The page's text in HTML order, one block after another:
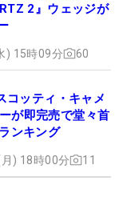
2』ウェッジが
) 15時09分 60
ッティ・キャメ
が即完売で堂々首
ンキング
) 18時00分 11